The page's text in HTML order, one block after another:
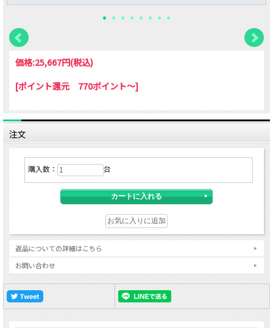
価格:25,667円(税込)
[ポイント還元 770ポイント～]
注文
購入数： 台
返品についての詳細はこちら
お問い合わせ